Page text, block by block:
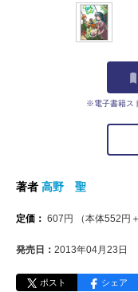
※電子書籍ス
著者 高野 聖
定価： 607 円 （本体552 円
発売日： 2013年04月23日
ポスト シェア